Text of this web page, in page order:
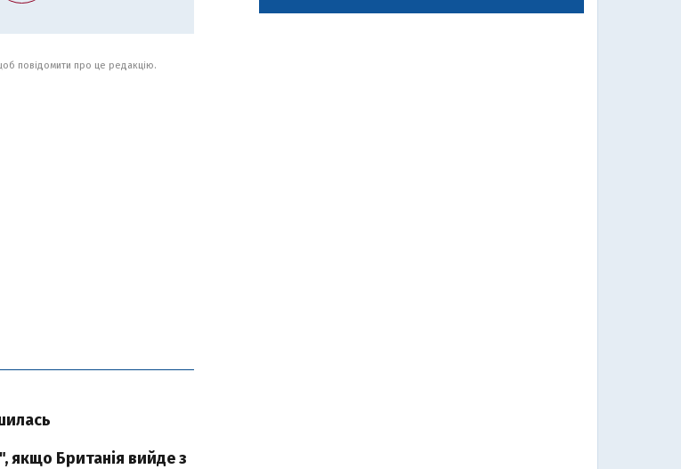
повідомити про це редакцію.
якщо Британія вийде з